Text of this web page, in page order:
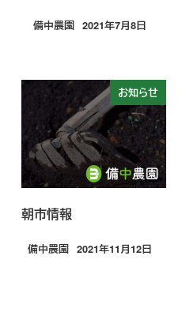
備中農園
投稿日
2021年7月8日
お知らせ
朝市情報
備中農園
投稿日
2021年11月12日